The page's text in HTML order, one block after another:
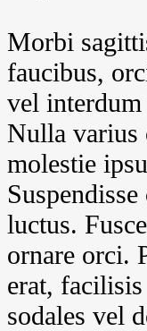
Morbi
faucibus,
vel
Nulla varius
molestie
luctus.
ornare orci.
erat,
sodales vel